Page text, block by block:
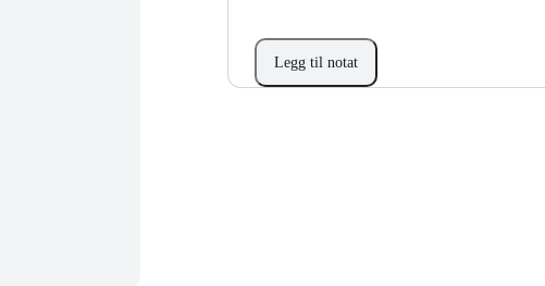
Legg til notat